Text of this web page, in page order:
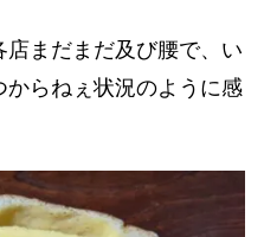
まだまだ及び腰で、い
らねぇ状況のように感